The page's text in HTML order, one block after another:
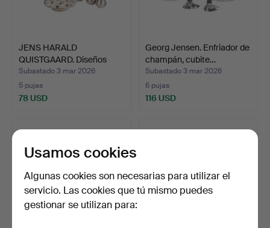
JENS HARALD
QUISTGAARD. Diseños
daneses. O…
Subastado 3 mar 2026
5 pujas
78 USD
Georg Jensen. Enfriador de
champán, cubite…
Subastado 3 mar 2026
6 pujas
116 USD
Usamos cookies
Algunas cookies son necesarias para utilizar el
servicio. Las cookies que tú mismo puedes
gestionar se utilizan para: